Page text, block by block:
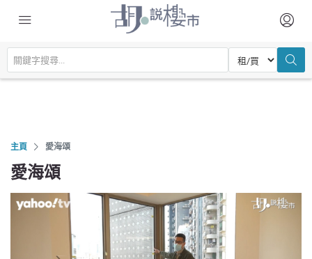
主頁 愛海頌
愛海頌